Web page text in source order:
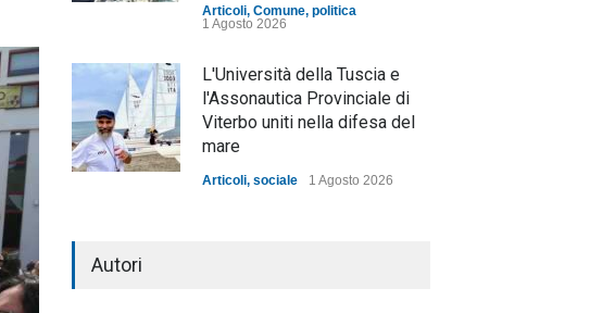
Articoli, Comune, politica
1 Agosto 2026
L'Università della Tuscia e
l'Assonautica Provinciale di
Viterbo uniti nella difesa del
mare
Articoli, sociale 1 Agosto 2026
Autori